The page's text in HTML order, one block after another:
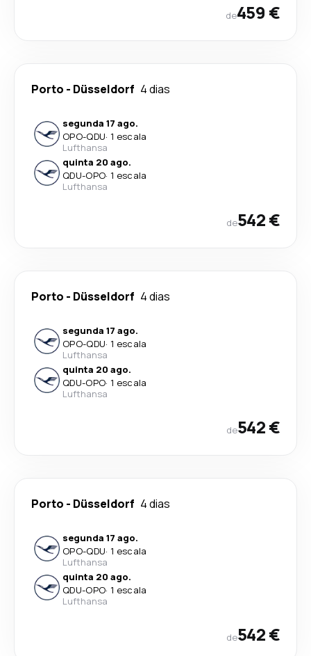
de459 €
Porto - Düsseldorf 4 dias
segunda 17 ago.
OPO-QDU· 1 escala
Lufthansa
quinta 20 ago.
QDU-OPO· 1 escala
Lufthansa
de542 €
Porto - Düsseldorf 4 dias
segunda 17 ago.
OPO-QDU· 1 escala
Lufthansa
quinta 20 ago.
QDU-OPO· 1 escala
Lufthansa
de542 €
Porto - Düsseldorf 4 dias
segunda 17 ago.
OPO-QDU· 1 escala
Lufthansa
quinta 20 ago.
QDU-OPO· 1 escala
Lufthansa
de542 €